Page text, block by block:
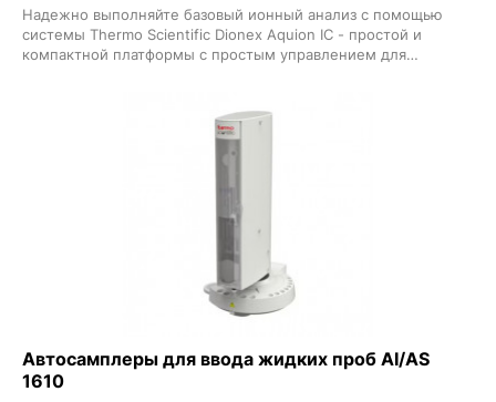
Надежно выполняйте базовый ионный анализ с помощью
системы Thermo Scientific Dionex Aquion IC - простой и
компактной платформы с простым управлением для
вакуумный дегазатор для поточной дегазации элюентов
Быстрое время запуска и надежная работа для применения в
экологических пищевых и академических лабораториях
расходные материалы для начала работы и проведения
Автосамплеры для ввода жидких проб AI/AS
1610